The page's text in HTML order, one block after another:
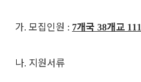
가. 모집인원 : 7개국 38개교 111
나. 지원서류